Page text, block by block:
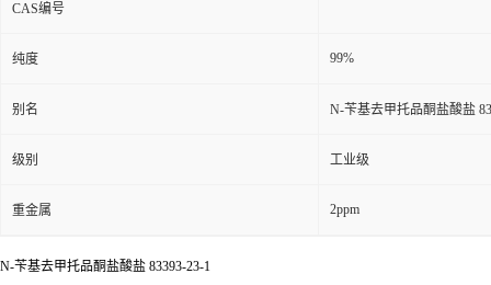
CAS编号
纯度 99%
别名 N-苄基去甲托品酮盐酸盐
级别 工业级
重金属 2ppm
N-苄基去甲托品酮盐酸盐 83393-23-1